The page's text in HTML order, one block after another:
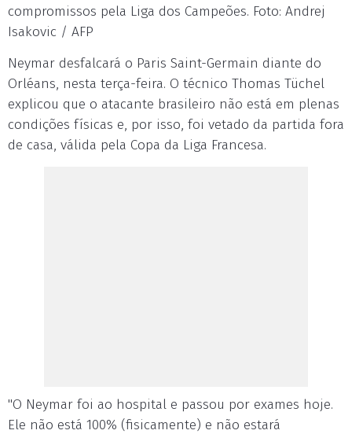
compromissos pela Liga dos Campeões. Foto: Andrej
Isakovic / AFP
Neymar desfalcará o Paris Saint-Germain diante do
Orléans, nesta terça-feira. O técnico Thomas Tüchel
explicou que o atacante brasileiro não está em plenas
condições físicas e, por isso, foi vetado da partida fora
de casa, válida pela Copa da Liga Francesa.
"O Neymar foi ao hospital e passou por exames hoje.
Ele não está 100% (fisicamente) e não estará